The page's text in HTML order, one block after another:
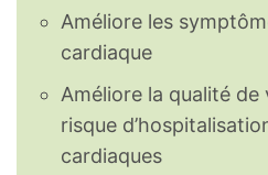
Améliore les
cardiaque
Améliore la qualité de
risque
cardiaques